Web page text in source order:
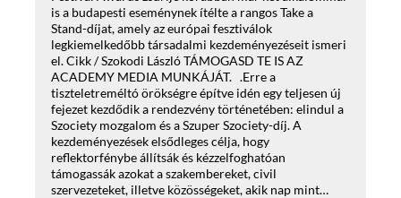
is a budapesti eseménynek ítélte a rangos Take a
Stand-díjat, amely az európai fesztiválok
legkiemelkedőbb társadalmi kezdeményezéseit ismeri
el. Cikk / Szokodi László TÁMOGASD TE IS AZ
ACADEMY MEDIA MUNKÁJÁT. .Erre a
tiszteletreméltó örökségre építve idén egy teljesen új
fejezet kezdődik a rendezvény történetében: elindul a
Szociety mozgalom és a Szuper Szociety-díj. A
kezdeményezések elsődleges célja, hogy
reflektorfénybe állítsák és kézzelfoghatóan
támogassák azokat a szakembereket, civil
szervezeteket, illetve közösségeket, akik nap mint…